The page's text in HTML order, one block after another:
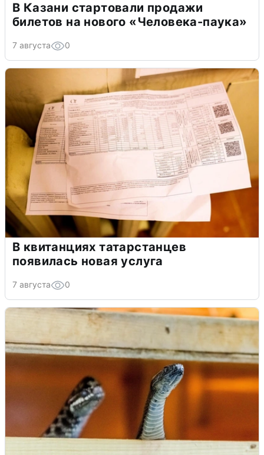
В Казани стартовали продажи
билетов на нового «Человека-паука»
7 августа 0
В квитанциях татарстанцев
появилась новая услуга
7 августа 0